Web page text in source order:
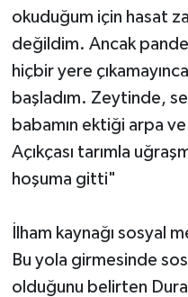
okuduğum için hasat
değildim. Ancak
hiçbir yere
başladım. Zeytinde,
babamın ektiği arpa
Açıkçası tarımla
hoşuma gitti"
İlham kaynağı sosyal
Bu yola girmesinde
olduğunu belirten